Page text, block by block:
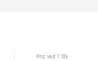
Pris ved 1 Stk